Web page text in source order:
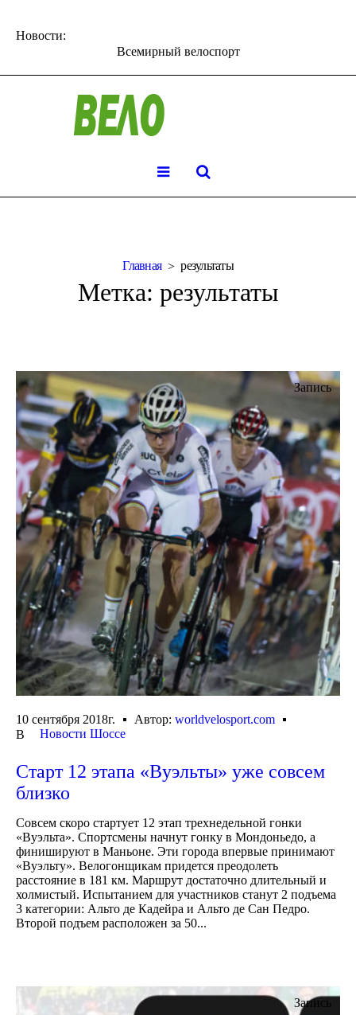
Новости:
Всемирный велоспорт
Главная результаты
Метка: результаты
Запись
10 сентября 2018г. Автор: worldvelosport.com
В
Новости Шоссе
Старт 12 этапа «Вуэльты» уже совсем
близко
Совсем скоро стартует 12 этап трехнедельной гонки
«Вуэльта». Спортсмены начнут гонку в Мондоньедо, а
финишируют в Маньоне. Эти города впервые принимают
«Вуэльту». Велогонщикам придется преодолеть
расстояние в 181 км. Маршрут достаточно длительный и
холмистый. Испытанием для участников станут 2 подъема
3 категории: Альто де Кадейра и Альто де Сан Педро.
Второй подъем расположен за 50...
Запись